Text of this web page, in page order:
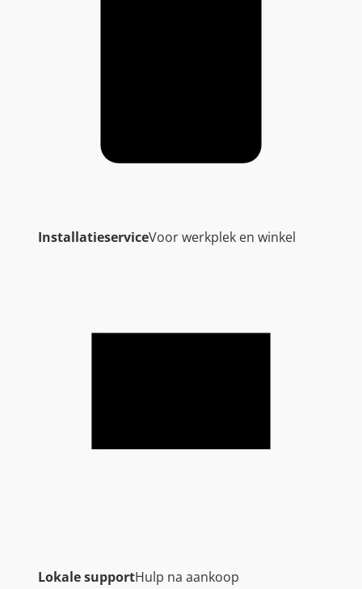
InstallatieserviceVoor werkplek en winkel
Lokale supportHulp na aankoop